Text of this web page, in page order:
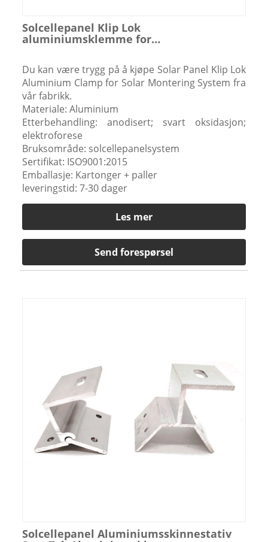
Solcellepanel Klip Lok
aluminiumsklemme for
Du kan være trygg på å kjøpe Solar Panel Klip Lok
Aluminium Clamp for Solar Montering System fra
vår fabrikk.
Materiale: Aluminium
Etterbehandling: anodisert; svart oksidasjon;
elektroforese
Bruksområde: solcellepanelsystem
Sertifikat: ISO9001:2015
Emballasje: Kartonger + paller
leveringstid: 7-30 dager
Les mer
Send forespørsel
Solcellepanel Aluminiumsskinnestativ